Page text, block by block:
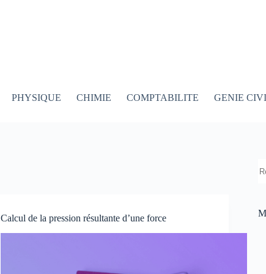
PHYSIQUE CHIMIE COMPTABILITE GENIE
Calcul de la pression résultante d’une force